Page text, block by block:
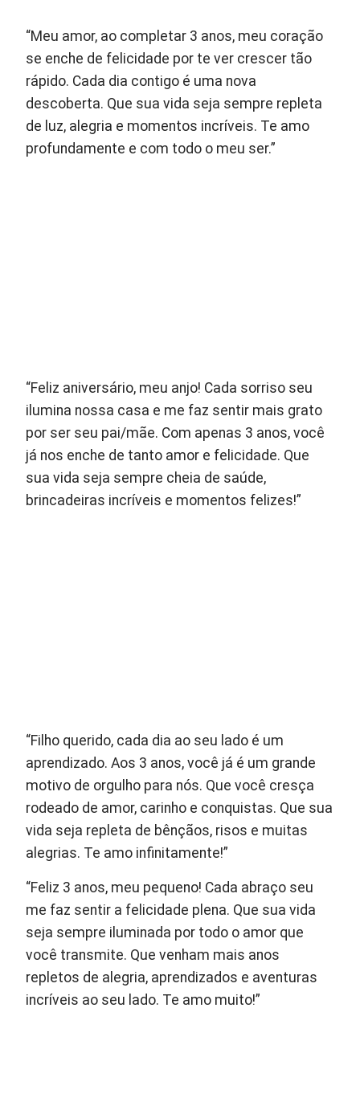
“Meu amor, ao completar 3 anos, meu coração
se enche de felicidade por te ver crescer tão
rápido. Cada dia contigo é uma nova
descoberta. Que sua vida seja sempre repleta
de luz, alegria e momentos incríveis. Te amo
profundamente e com todo o meu ser.”
“Feliz aniversário, meu anjo! Cada sorriso seu
ilumina nossa casa e me faz sentir mais grato
por ser seu pai/mãe. Com apenas 3 anos, você
já nos enche de tanto amor e felicidade. Que
sua vida seja sempre cheia de saúde,
brincadeiras incríveis e momentos felizes!”
“Filho querido, cada dia ao seu lado é um
aprendizado. Aos 3 anos, você já é um grande
motivo de orgulho para nós. Que você cresça
rodeado de amor, carinho e conquistas. Que sua
vida seja repleta de bênçãos, risos e muitas
alegrias. Te amo infinitamente!”
“Feliz 3 anos, meu pequeno! Cada abraço seu
me faz sentir a felicidade plena. Que sua vida
seja sempre iluminada por todo o amor que
você transmite. Que venham mais anos
repletos de alegria, aprendizados e aventuras
incríveis ao seu lado. Te amo muito!”